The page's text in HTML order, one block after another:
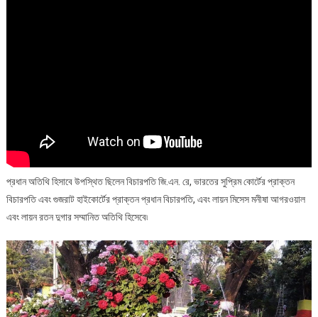
প্রধান অতিথি হিসাবে উপস্থিত ছিলেন বিচারপতি জি.এন. রে, ভারতের সুপ্রিম কোর্টের প্রাক্তন
বিচারপতি এবং গুজরাট হাইকোর্টের প্রাক্তন প্রধান বিচারপতি, এবং লায়ন মিসেস মনীষা আগরওয়াল
এবং লায়ন রতন দুগার সম্মানিত অতিথি হিসেবে৷